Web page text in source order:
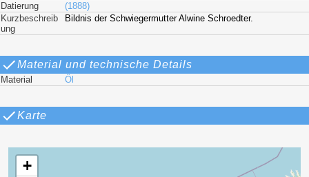
Datierung
(1888)
Kurzbeschreib
ung
Bildnis der Schwiegermutter Alwine Schroedter.
Material und technische Details
Material Öl
Karte
+